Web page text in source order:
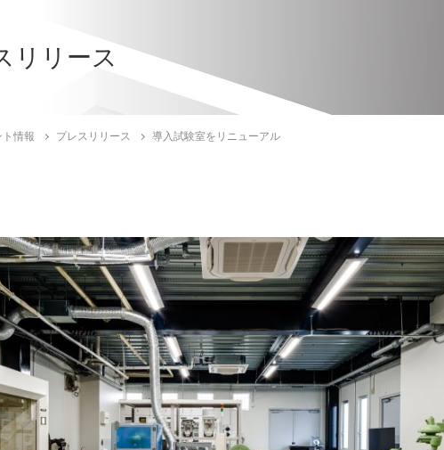
リリース
ト情報 プレスリリース 導入試験室をリニューアル